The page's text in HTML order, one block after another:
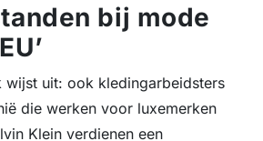
bij mode
wijst uit: ook kledingarbeidsters
die werken voor luxemerken
Klein verdienen een